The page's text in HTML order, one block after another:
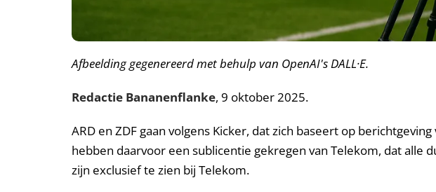
Afbeelding gegenereerd met behulp van OpenAI's DALL·E.
Redactie Bananenflanke, 9 oktober 2025.
ARD en ZDF gaan volgens Kicker, dat zich baseert op
hebben daarvoor een sublicentie gekregen van Telekom, dat alle
zijn exclusief te zien bij Telekom.